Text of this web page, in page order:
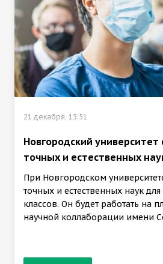
21 декабря, 13:51
Новгородский
точных и естественных
При Новгородском
точных и естественных наук
классов. Он будет работать на
научной коллаборации имени